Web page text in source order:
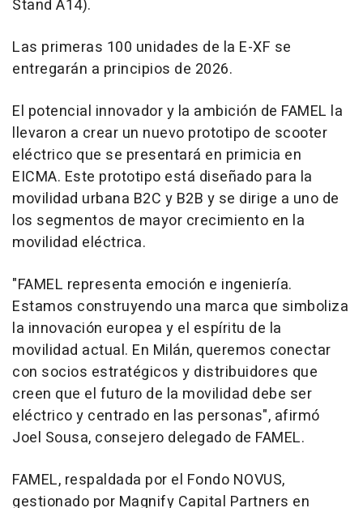
Stand A14).
Las primeras 100 unidades de la E-XF se
entregarán a principios de 2026.
El potencial innovador y la ambición de FAMEL la
llevaron a crear un nuevo prototipo de scooter
eléctrico que se presentará en primicia en
EICMA. Este prototipo está diseñado para la
movilidad urbana B2C y B2B y se dirige a uno de
los segmentos de mayor crecimiento en la
movilidad eléctrica.
"FAMEL representa emoción e ingeniería.
Estamos construyendo una marca que simboliza
la innovación europea y el espíritu de la
movilidad actual. En Milán, queremos conectar
con socios estratégicos y distribuidores que
creen que el futuro de la movilidad debe ser
eléctrico y centrado en las personas", afirmó
Joel Sousa, consejero delegado de FAMEL.
FAMEL, respaldada por el Fondo NOVUS,
gestionado por Magnify Capital Partners en